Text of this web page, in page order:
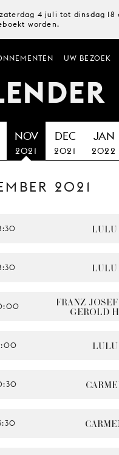
4 juli tot dinsdag
worden.
UW BEZOEK
NOV
2021
DEC
2021
JAN
2022
2021
LULU
LULU
FRANZ-
GEROLD
LULU